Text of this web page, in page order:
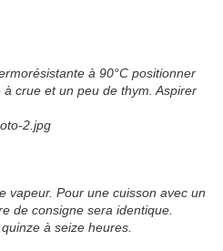
à 90°C positionner
crue et un peu de thym. Aspirer
vapeur. Pour une cuisson avec un
de consigne sera identique.
à seize heures.